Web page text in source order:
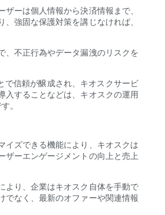
ーは個人情報から決済情報まで、
強固な保護対策を講じなければ、
、不正行為やデータ漏洩のリスクを
で信頼が醸成され、キオスクサービ
入することなどは、キオスクの運用
。
イズできる機能により、キオスクは
ーエンゲージメントの向上と売上
より、企業はキオスク自体を手動で
でなく、最新のオファーや関連情報